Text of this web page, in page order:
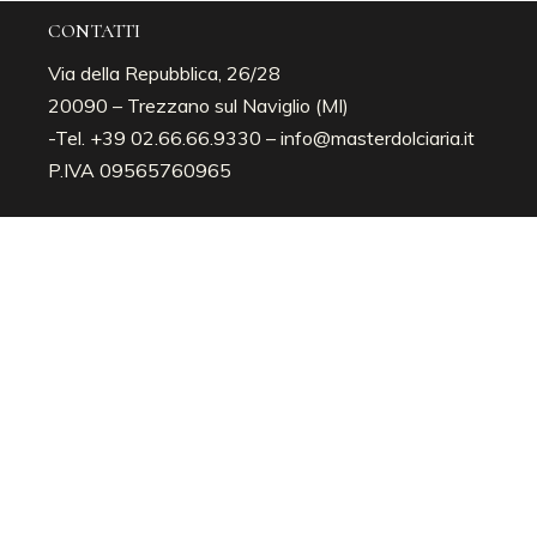
CONTATTI
Via della Repubblica, 26/28
20090 – Trezzano sul Naviglio (MI)
-Tel. +39 02.66.66.9330 – info@masterdolciaria.it
P.IVA 09565760965